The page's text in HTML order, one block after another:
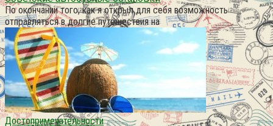
По окончании того, как я открыл для себя возможность
отправляться в долгие путешествия на
Достопримечательности